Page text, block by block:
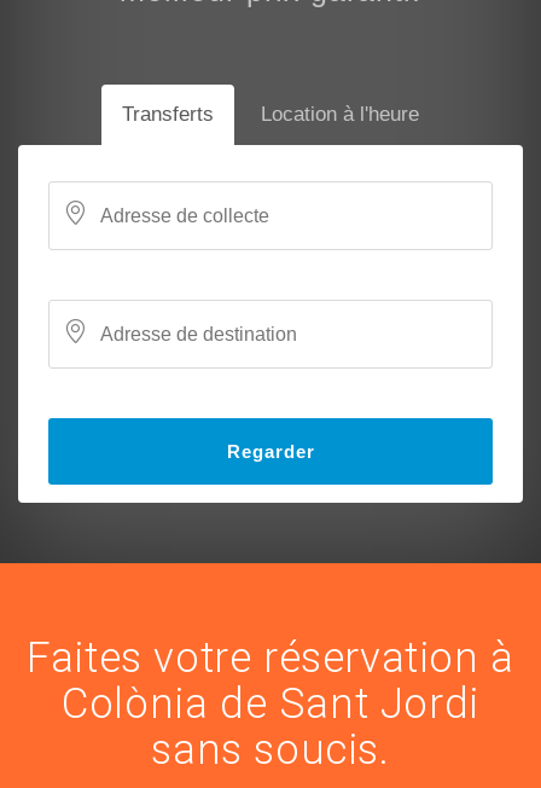
Transferts Location à l'heure
Regarder
Faites votre réservation à
Colònia de Sant Jordi
sans soucis.